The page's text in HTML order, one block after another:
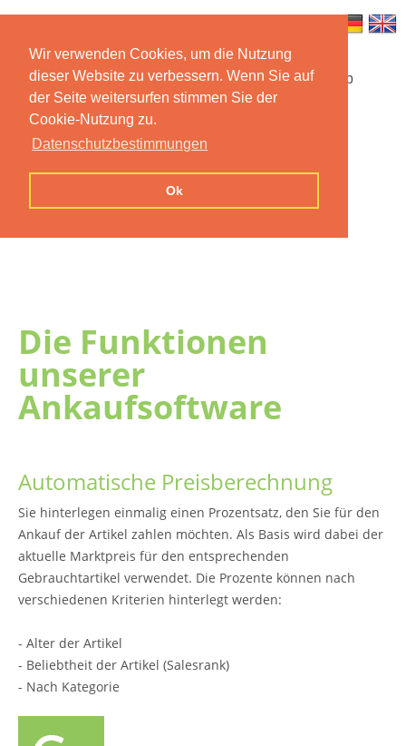
Wir verwenden Cookies, um die Nutzung
dieser Website zu verbessern. Wenn Sie auf
der Seite weitersurfen stimmen Sie der
Cookie-Nutzung zu.
Datenschutzbestimmungen
Ok
Startseite Funktionen Mobile App
Preise
Kontakt Impressum
Die Funktionen
unserer
Ankaufsoftware
Automatische Preisberechnung
Sie hinterlegen einmalig einen Prozentsatz, den Sie für den
Ankauf der Artikel zahlen möchten. Als Basis wird dabei der
aktuelle Marktpreis für den entsprechenden
Gebrauchtartikel verwendet. Die Prozente können nach
verschiedenen Kriterien hinterlegt werden:
- Alter der Artikel
- Beliebtheit der Artikel (Salesrank)
- Nach Kategorie